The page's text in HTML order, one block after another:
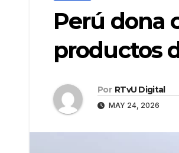
Perú dona
productos
Por RTvU Digital
MAY 24, 2026